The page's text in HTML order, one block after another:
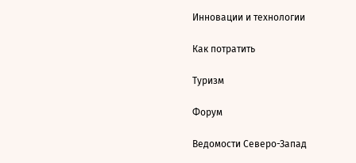
Инновации и технологии
Как потратить
Туризм
Форум
Ведомости Северо-Запад